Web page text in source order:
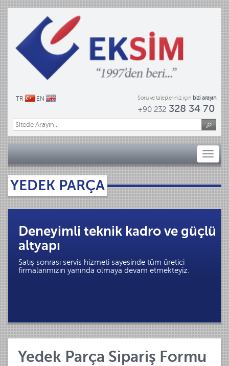
TR EN Soru ve talepleriniz için bizi arayın
+90 232 328 34 70
Toggle
YEDEK PARÇA
Deneyimli teknik kadro ve güçlü
altyapı
Satış sonrası servis hizmeti sayesinde tüm üretici
firmalarımızın yanında olmaya devam etmekteyiz.
Yedek Parça Sipariş Formu